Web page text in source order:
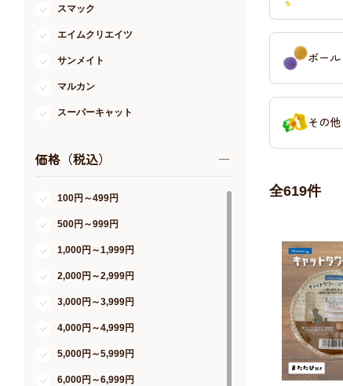
スマック
エイムクリエイツ
サンメイト
マルカン
スーパーキャット
猫じゃらし産業
価格（税込）
100円～499円
500円～999円
1,000円～1,999円
2,000円～2,999円
3,000円～3,999円
4,000円～4,999円
5,000円～5,999円
6,000円～6,999円
ボール
その他
全619件